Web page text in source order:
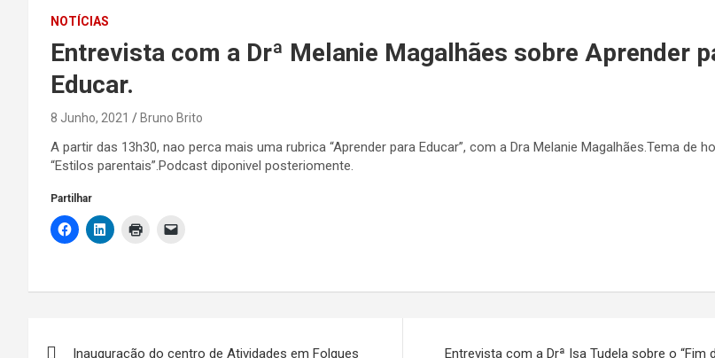
NOTÍCIAS
Entrevista com a Drª Melanie Magalhães sobre Aprender
Educar.
8 Junho, 2021 Bruno Brito
A partir das 13h30, nao perca mais uma rubrica “Aprender para Educar”, com a Dra Melanie Magalhães.Tema de
“Estilos parentais”.Podcast diponivel posteriomente.
Partilhar
Inauguração do centro de Atividades em Folques
Entrevista com a Drª Isa Tudela sobre o “Fim